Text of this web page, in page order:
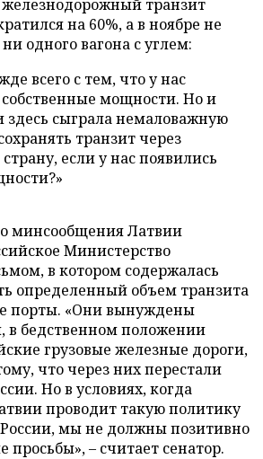
железнодорожный транзит
на 60%, а в ноябре не
одного вагона с углем:
всего с тем, что у нас
мощности. Но и
здесь сыграла немаловажную
транзит через
если у нас появились
минсообщения Латвии
Министерство
в котором содержалась
определенный объем транзита
порты. «Они вынуждены
в бедственном положении
грузовые железные дороги,
что через них перестали
Но в условиях, когда
проводит такую политику
мы не должны позитивно
просьбы», – считает сенатор.